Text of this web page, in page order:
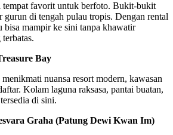
favorit untuk berfoto. Bukit-bukit
gurun di tengah pulau tropis. Dengan rental
bisa mampir ke sini tanpa khawatir
Bay
nuansa resort modern, kawasan
Kolam laguna raksasa, pantai buatan,
di sini.
Graha (Patung Dewi Kwan Im)